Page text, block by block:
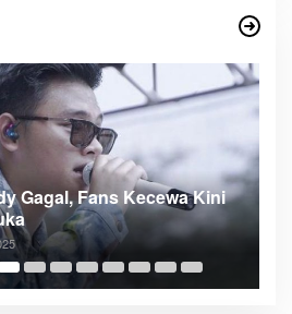
Meranti Incar Konektivitas
Bupati Asmar Lobi ASDP
Di SOROTAN | 6 Mei 2025